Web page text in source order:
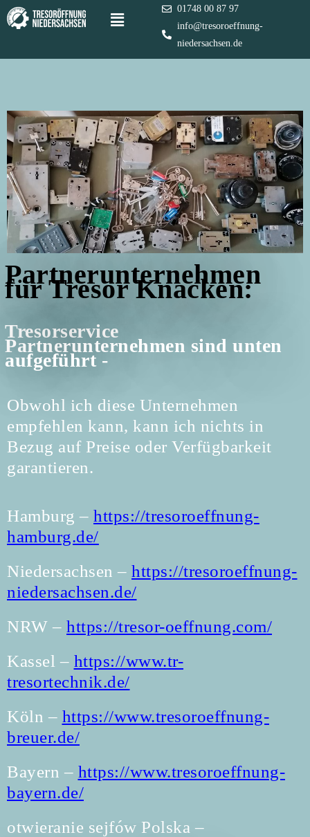
01748 00 87 97
info@tresoroeffnung-
niedersachsen.de
Partnerunternehmen
für Tresor Knacken:
Tresorservice
Partnerunternehmen sind unten
aufgeführt -
Obwohl ich diese Unternehmen
empfehlen kann, kann ich nichts in
Bezug auf Preise oder Verfügbarkeit
garantieren.
Hamburg – https://tresoroeffnung-
hamburg.de/
Niedersachsen – https://tresoroeffnung-
niedersachsen.de/
NRW – https://tresor-oeffnung.com/
Kassel – https://www.tr-
tresortechnik.de/
Köln – https://www.tresoroeffnung-
breuer.de/
Bayern – https://www.tresoroeffnung-
bayern.de/
otwieranie sejfów Polska –